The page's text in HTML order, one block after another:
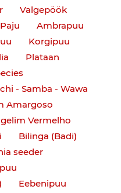
Valgepöök
Ambrapuu
Korgipuu
Plataan
- Samba - Wawa
Vermelho
Bilinga (Badi)
seeder
Eebenipuu